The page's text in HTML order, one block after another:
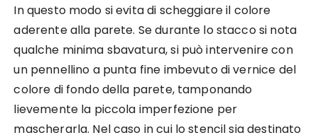
In questo modo si evita di scheggiare il colore
aderente alla parete. Se durante lo stacco si nota
qualche minima sbavatura, si può intervenire con
un pennellino a punta fine imbevuto di vernice del
colore di fondo della parete, tamponando
lievemente la piccola imperfezione per
mascherarla. Nel caso in cui lo stencil sia destinato